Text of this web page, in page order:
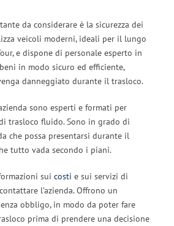
da considerare è la sicurezza dei
veicoli moderni, ideali per il lungo
e dispone di personale esperto in
in modo sicuro ed efficiente,
danneggiato durante il trasloco.
sono esperti e formati per
trasloco fluido. Sono in grado di
che possa presentarsi durante il
tutto vada secondo i piani.
sui costi e sui servizi di
l’azienda. Offrono un
obbligo, in modo da poter fare
prima di prendere una decisione